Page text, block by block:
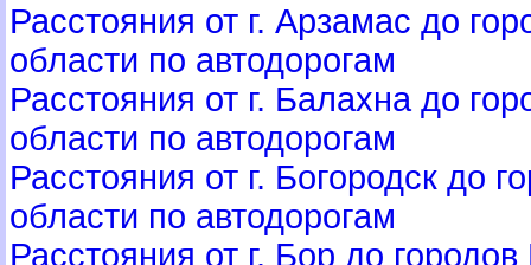
Расстояния от г. Арзамас до
области по автодорогам
Расстояния от г. Балахна до
области по автодорогам
Расстояния от г. Богородск до
области по автодорогам
Расстояния от г. Бор до